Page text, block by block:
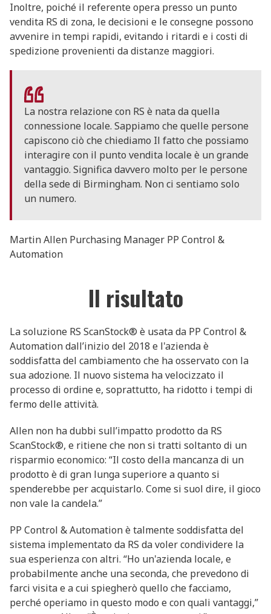
Inoltre, poiché il referente opera presso un punto
vendita RS di zona, le decisioni e le consegne possono
avvenire in tempi rapidi, evitando i ritardi e i costi di
spedizione provenienti da distanze maggiori.
La nostra relazione con RS è nata da quella
connessione locale. Sappiamo che quelle persone
capiscono ciò che chiediamo Il fatto che possiamo
interagire con il punto vendita locale è un grande
vantaggio. Significa davvero molto per le persone
della sede di Birmingham. Non ci sentiamo solo
un numero.
Martin Allen Purchasing Manager PP Control &
Automation
Il risultato
La soluzione RS ScanStock® è usata da PP Control &
Automation dall’inizio del 2018 e l'azienda è
soddisfatta del cambiamento che ha osservato con la
sua adozione. Il nuovo sistema ha velocizzato il
processo di ordine e, soprattutto, ha ridotto i tempi di
fermo delle attività.
Allen non ha dubbi sull’impatto prodotto da RS
ScanStock®, e ritiene che non si tratti soltanto di un
risparmio economico: “Il costo della mancanza di un
prodotto è di gran lunga superiore a quanto si
spenderebbe per acquistarlo. Come si suol dire, il gioco
non vale la candela.”
PP Control & Automation è talmente soddisfatta del
sistema implementato da RS da voler condividere la
sua esperienza con altri. “Ho un'azienda locale, e
probabilmente anche una seconda, che prevedono di
farci visita e a cui spiegherò quello che facciamo,
perché operiamo in questo modo e con quali vantaggi,”